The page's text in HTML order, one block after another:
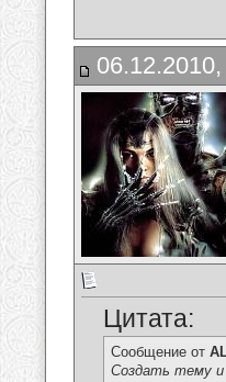
Цитата:
Сообщение от
Создать тему и